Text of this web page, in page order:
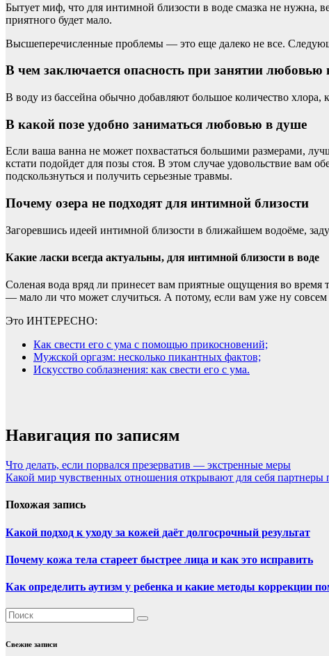
Бытует миф, что для интимной близости в воде смазка не нужна,
приятного будет мало.
Высшеперечисленные проблемы — это еще далеко не все.
В чем заключается опасность при занятии любовью
В воду из бассейна обычно добавляют большое количество хлора,
В какой позе удобно заниматься любовью в душе
Если ваша ванна не может похвастаться большими размерами,
кстати подойдет для позы стоя. В этом случае удовольствие вам
подскользнуться и получить серьезные травмы.
Почему озера не подходят для интимной близости
Загоревшись идеей интимной близости в ближайшем водоёме,
Какие ласки всегда актуальны, для интимной близости в воде
Соленая вода вряд ли принесет вам приятные ощущения во время
— мало ли что может случиться. А потому, если вам уже ну
Это ИНТЕРЕСНО:
Как свести его с ума с помощью прикосновений;
Мужской оргазм: несколько пикантных фактов;
Искусство соблазнения: как свести его с ума.
Навигация по записям
Что делать, если порвался презерватив — экстренные меры
Какой мир чувственных отношения открывают для себя партнеры
Похожая запись
Какой подход к уходу за кожей даёт долгосрочный результат
Почему кожа тела стареет быстрее лица и как это исправить
Как определить аутизм у ребенка и какие методы коррекции
Свежие записи